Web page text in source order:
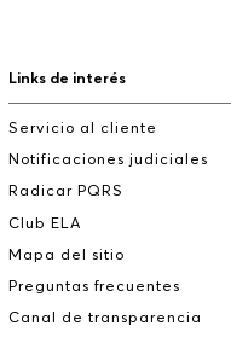
Links de interés
Servicio al cliente
Notificaciones judiciales
Radicar PQRS
Club ELA
Mapa del sitio
Preguntas frecuentes
Canal de transparencia